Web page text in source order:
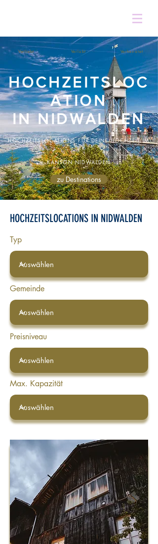
Verliebt Verlobt Verheiratet
HOCHZEITSLOC
ATION
IN NIDWALDEN
HOCHZEITSLOCATIONS FÜR DEINE HOCHZEIT IM
KANTON NIDWALDEN
zu Destinations
HOCHZEITSLOCATIONS IN NIDWALDEN
Typ
Gemeinde
Preisniveau
Max. Kapazität